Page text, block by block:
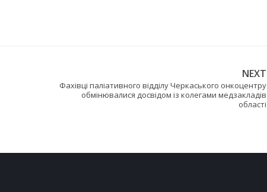
NEXT
Фахівці паліативного відділу Черкаського онкоцентру
обмінювалися досвідом із колегами медзакладів
області